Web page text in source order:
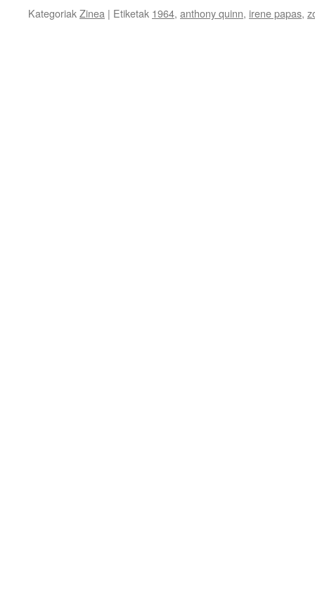
KategoriakZinea | Etiketak 1964, anthony quinn, irene papas,